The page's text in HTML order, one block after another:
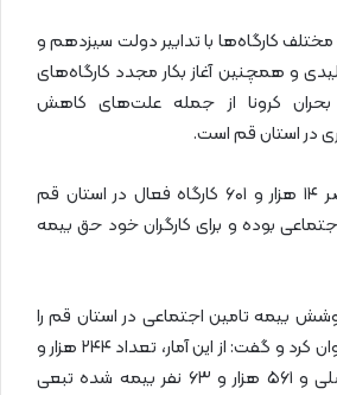
کارگاه‌ها با تدابیر دولت سیزدهم و
و همچنین آغاز بکار مجدد کارگاه‌های
کرونا از جمله علت‌های کاهش
در استان قم است.
وی افزود: در حال حاضر ۱۴ هزار و ۶۰۱ کارگاه فعال در استان قم
بوده و برای کارگران خود حق بیمه
بیمه تامین اجتماعی در استان قم را
۸۰۵ هزار و ۸۲۳ نفر عنوان کرد و گفت: از این آمار، تعداد ۲۴۴ هزار و
۷۶۰ نفر بیمه شده اصلی و ۵۶۱ هزار و ۶۳ نفر بیمه شده تبعی